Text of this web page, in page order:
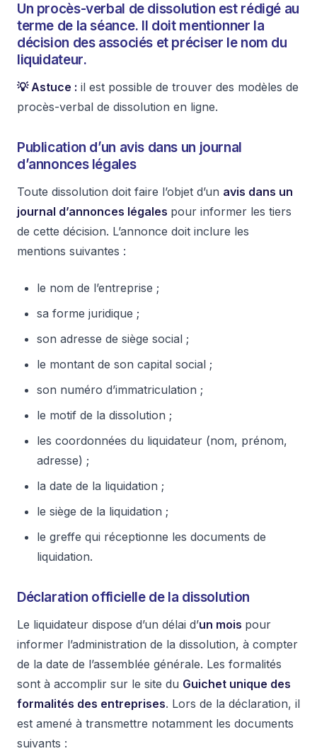
Un procès-verbal de dissolution est rédigé au
terme de la séance. Il doit mentionner la
décision des associés et préciser le nom du
liquidateur.
💡 Astuce : il est possible de trouver des modèles de
procès-verbal de dissolution en ligne.
Publication d’un avis dans un journal
d’annonces légales
Toute dissolution doit faire l’objet d’un avis dans un
journal d’annonces légales pour informer les tiers
de cette décision. L’annonce doit inclure les
mentions suivantes :
le nom de l’entreprise ;
sa forme juridique ;
son adresse de siège social ;
le montant de son capital social ;
son numéro d’immatriculation ;
le motif de la dissolution ;
les coordonnées du liquidateur (nom, prénom,
adresse) ;
la date de la liquidation ;
le siège de la liquidation ;
le greffe qui réceptionne les documents de
liquidation.
Déclaration officielle de la dissolution
Le liquidateur dispose d’un délai d’un mois pour
informer l’administration de la dissolution, à compter
de la date de l’assemblée générale. Les formalités
sont à accomplir sur le site du Guichet unique des
formalités des entreprises. Lors de la déclaration, il
est amené à transmettre notamment les documents
suivants :